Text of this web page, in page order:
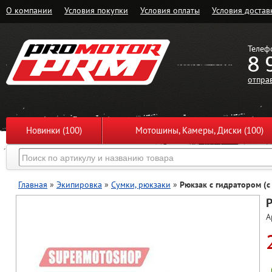
О компании Условия покупки Условия оплаты Условия
8
Новинки (100) Мотошины, Камеры, Диски (100)
Главная » Экипировка » Сумки, рюкзаки » Рюкзак с гидратором